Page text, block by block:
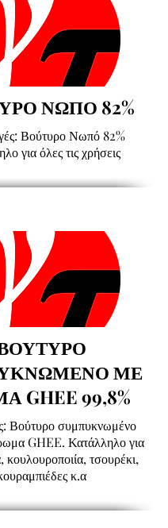
ΝΩΠΟ 82%
Βούτυρο Νωπό 82%
για όλες τις χρήσεις
ΜΕ
GHEE 99,8%
Βούτυρο συμπυκνωμένο
GHEE. Κατάλληλο για
κουλουροποιία, τσουρέκι,
κ.α